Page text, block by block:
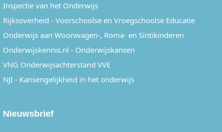
Inspectie van het Onderwijs
Rijksoverheid - Voorschoolse en Vroegschoolse Educatie
Onderwijs aan Woonwagen-, Roma- en Sintikinderen
Onderwijskennis.nl - Onderwijskansen
VNG Onderwijsachterstand VVE
NJI - Kansengelijkheid in het onderwijs
Nieuwsbrief